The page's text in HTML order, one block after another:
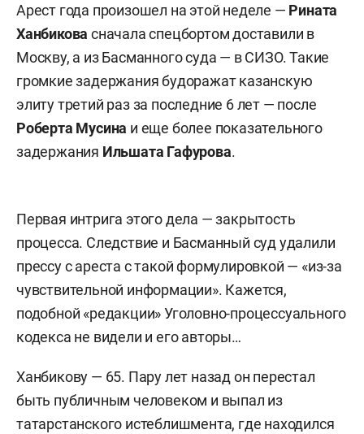
Арест года произошел на этой неделе — Рината
Ханбикова сначала спецбортом доставили в
Москву, а из Басманного суда — в СИЗО. Такие
громкие задержания будоражат казанскую
элиту третий раз за последние 6 лет — после
Роберта Мусина и еще более показательного
задержания Ильшата Гафурова.
Первая интрига этого дела — закрытость
процесса. Следствие и Басманный суд удалили
прессу с ареста с такой формулировкой — «из-за
чувствительной информации». Кажется,
подобной «редакции» Уголовно-процессуального
кодекса не видели и его авторы…
Ханбикову — 65. Пару лет назад он перестал
быть публичным человеком и выпал из
татарстанского истеблишмента, где находился